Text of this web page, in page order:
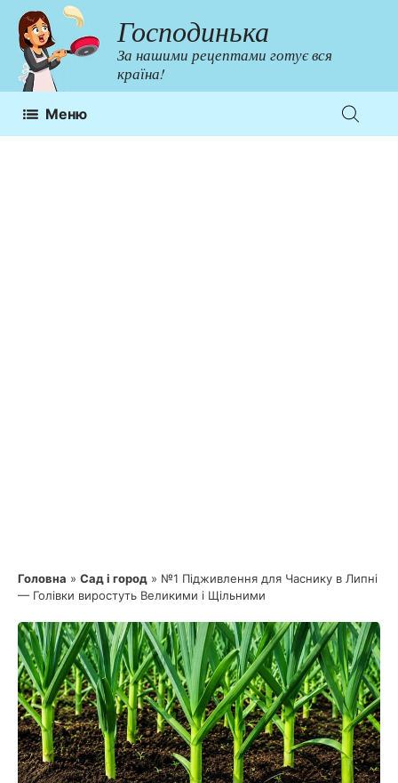
Перейти
до
контенту
Господинька
За нашими рецептами готує вся
країна!
Меню
Головна » Сад і город » №1 Підживлення для Часнику в Липні
— Голівки виростуть Великими і Щільними